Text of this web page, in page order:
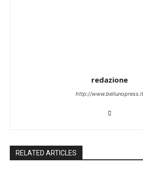
redazione
http://www.bellunopress.it
RELATED ARTICLES